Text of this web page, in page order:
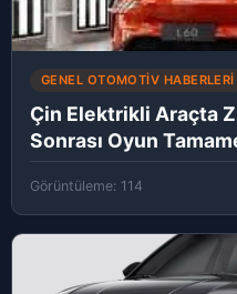
GENEL OTOMOTIV HABERLERI
Çin Elektrikli Araçta
Sonrası Oyun
Görüntüleme: 114